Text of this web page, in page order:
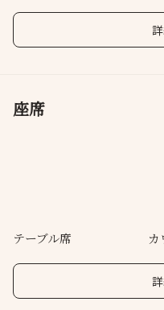
座席
テーブル席 カ